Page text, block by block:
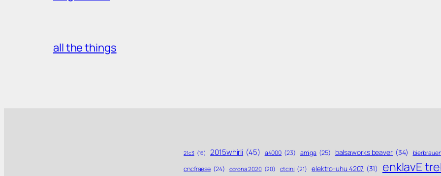
all the things
21c3 (16) 2015whirli (45) a4000 (23) amiga (25) balsaworks beaver (34)
cncfraese (24) corona 2020 (20) ctcini (21) elektro-uhu 4207 (31) enklavE